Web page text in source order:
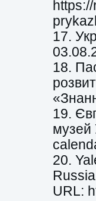
17.
18.
19.
музей
20.
URL: